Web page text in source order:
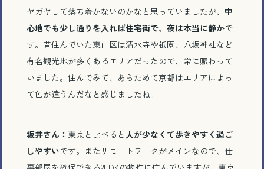
電話で相談する
メール相談・面談予約
LINEで相談する
ヤガヤして落ち着かないのかなと思っていましたが、 中
心地でも少し通りを入れば住宅街で、夜は本当に静かで
す。昔住んでいた東山区は清水寺や祇園、八坂神社など
有名観光地が多くあるエリアだったので、常に賑わって
いました。住んでみて、あらためて京都はエリアによっ
て色が違うんだなと感じましたね。
坂井さん： 東京と比べると 人が少なくて歩きやすく過ご
しやすいです。またリモートワークがメインなので、仕